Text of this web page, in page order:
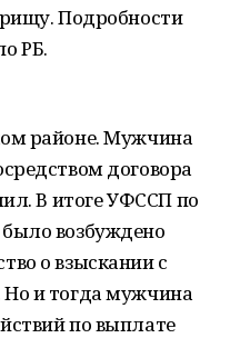
Подробности
РБ.
районе. Мужчина
договора
В итоге УФССП по
возбуждено
о взыскании с
и тогда мужчина
по выплате